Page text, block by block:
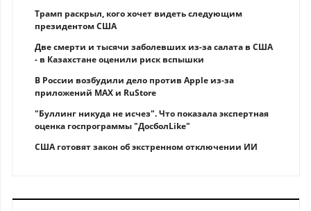
Трамп раскрыл, кого хочет видеть следующим
президентом США
Две смерти и тысячи заболевших из-за салата в США
- в Казахстане оценили риск вспышки
В России возбудили дело против Apple из-за
приложений MAX и RuStore
"Буллинг никуда не исчез". Что показала экспертная
оценка госпрограммы "ДосболLike"
США готовят закон об экстренном отключении ИИ